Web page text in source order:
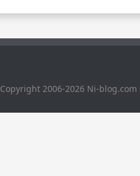
Copyright 2006-2026 Ni-blog.com